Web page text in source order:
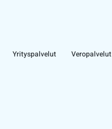
Yrityspalvelut Veropalvelut